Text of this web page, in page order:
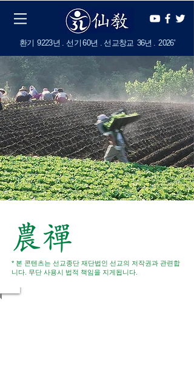
​환기 9223년 . 선기 60년 . 선교창교 36년 . 2026'
* 본 콘텐츠는 선교종단 재단법인 선교의 저작권과 관련합
니다. 무단 사용시 법적 책임을 지게됩니다.